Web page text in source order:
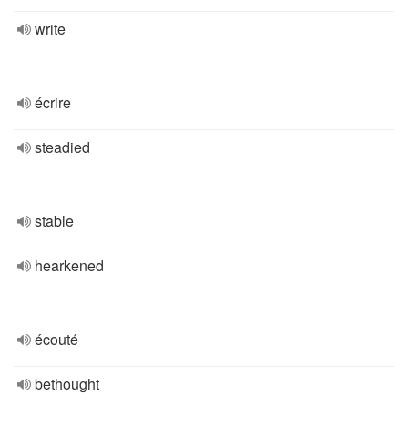
write
écrire
steadied
stable
hearkened
écouté
bethought